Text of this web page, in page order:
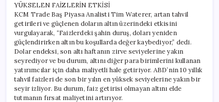
YÜKSELEN FAİZLERİN ETKİSİ
KCM Trade Baş Piyasa Analisti Tim Waterer, artan tahvil
getirileri ve güçlenen doların altın üzerindeki etkisini
vurgulayarak, “Faizlerdeki şahin duruş, doları yeniden
güçlendirirken altın bu koşullarda değer kaybediyor,” dedi.
Dolar endeksi, son altı haftanın zirve seviyelerine yakın
seyrediyor ve bu durum, altını diğer para birimlerini kullanan
yatırımcılar için daha maliyetli hale getiriyor. ABD’nin 10 yıllık
tahvil faizleri de son bir yılın en yüksek seviyelerine yakın bir
seyir izliyor. Bu durum, faiz getirisi olmayan altını elde
tutmanın fırsat maliyetini artırıyor.